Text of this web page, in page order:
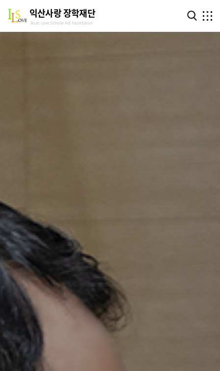
익산사랑 장학재단
Iksan Love Scholar Aid Foundation